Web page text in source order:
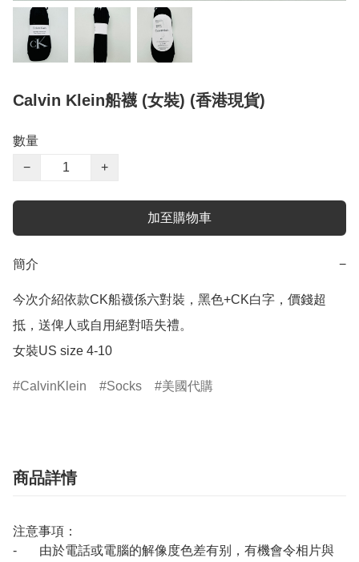
Calvin Klein船襪 (女裝) (香港現貨)
數量
−
+
加至購物車
簡介 −
今次介紹依款CK船襪係六對裝，黑色+CK白字，價錢超
抵，送俾人或自用絕對唔失禮。
女裝US size 4-10
CalvinKlein Socks 美國代購
商品詳情
注意事項：
- 由於電話或電腦的解像度色差有别，有機會令相片與